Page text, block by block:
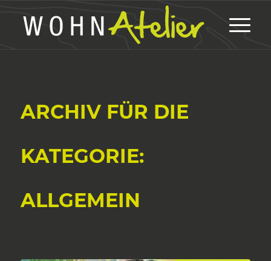
ARCHIV FÜR DIE
KATEGORIE:
ALLGEMEIN